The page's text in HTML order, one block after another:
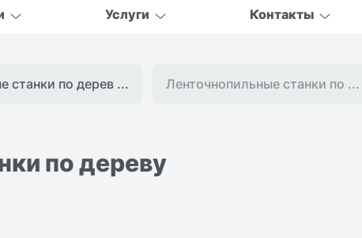
Услуги Контакты
станки по дерев ... Ленточнопильные станки по ...
по дереву